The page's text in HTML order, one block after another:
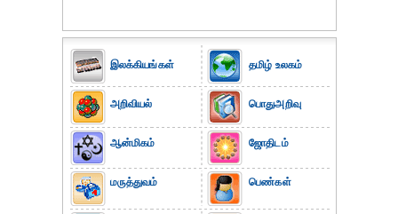
இலக்கியங்கள்
அறிவியல்
ஆன்மிகம்
மருத்துவம்
தமிழ் உலகம்
பொதுஅறிவு
ஜோதிடம்
பெண்கள்